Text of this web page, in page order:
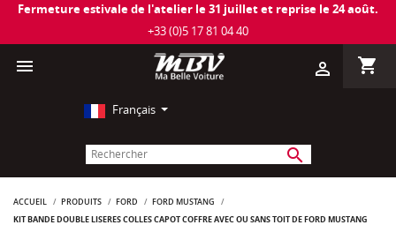
Fermeture estivale de l'atelier le 31 juillet et reprise le 24 août.
+33 (0)5 17 81 04 40
 shopping_cart
person_outline
Français
search
ACCUEIL PRODUITS FORD
FORD MUSTANG
KIT BANDE DOUBLE LISERÉS COLLÉS CAPOT COFFRE AVEC OU SANS TOIT DE FORD MUSTANG